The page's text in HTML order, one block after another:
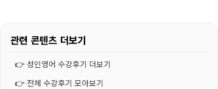
관련 콘텐츠 더보기
👉 성인영어 수강후기 더보기
👉 전체 수강후기 모아보기